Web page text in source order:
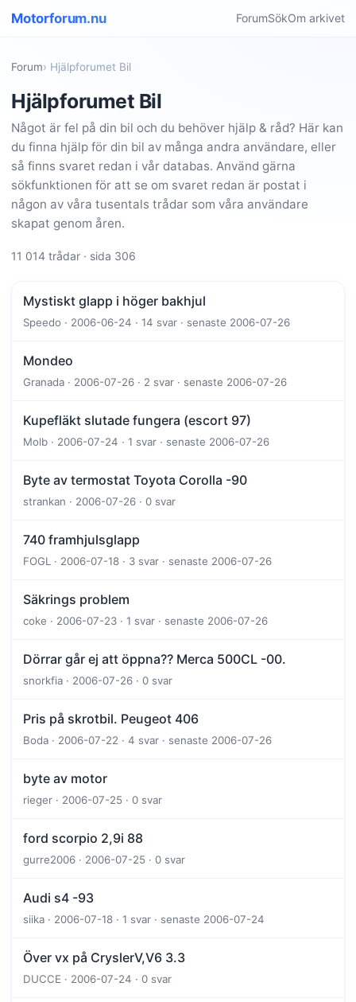
Motorforum.nu ForumSökOm arkivet
Forum› Hjälpforumet Bil
Hjälpforumet Bil
Något är fel på din bil och du behöver hjälp & råd? Här kan
du finna hjälp för din bil av många andra användare, eller
så finns svaret redan i vår databas. Använd gärna
sökfunktionen för att se om svaret redan är postat i
någon av våra tusentals trådar som våra användare
skapat genom åren.
11 014 trådar · sida 306
Mystiskt glapp i höger bakhjul
Speedo · 2006-06-24 · 14 svar · senaste 2006-07-26
Mondeo
Granada · 2006-07-26 · 2 svar · senaste 2006-07-26
Kupefläkt slutade fungera (escort 97)
Molb · 2006-07-24 · 1 svar · senaste 2006-07-26
Byte av termostat Toyota Corolla -90
strankan · 2006-07-26 · 0 svar
740 framhjulsglapp
FOGL · 2006-07-18 · 3 svar · senaste 2006-07-26
Säkrings problem
coke · 2006-07-23 · 1 svar · senaste 2006-07-26
Dörrar går ej att öppna?? Merca 500CL -00.
snorkfia · 2006-07-26 · 0 svar
Pris på skrotbil. Peugeot 406
Boda · 2006-07-22 · 4 svar · senaste 2006-07-26
byte av motor
rieger · 2006-07-25 · 0 svar
ford scorpio 2,9i 88
gurre2006 · 2006-07-25 · 0 svar
Audi s4 -93
siika · 2006-07-18 · 1 svar · senaste 2006-07-24
Över vx på CryslerV,V6 3.3
DUCCE · 2006-07-24 · 0 svar